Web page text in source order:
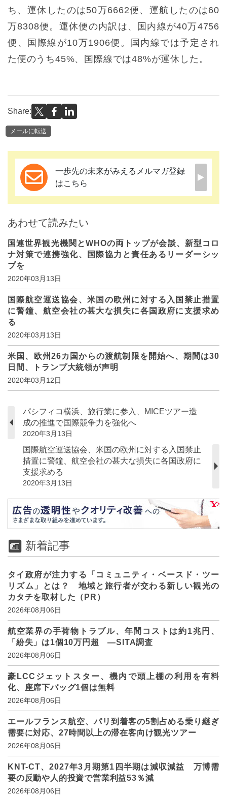
ち、運休したのは50万6662便、運航したのは60
万8308便。運休便の内訳は、国内線が40万4756
便、国際線が10万1906便。国内線では予定され
た便のうち45%、国際線では48%が運休した。
Share:
メールに転送
一歩先の未来がみえるメルマガ登録
はこちら
あわせて読みたい
国連世界観光機関とWHOの両トップが会談、新型コロ
ナ対策で連携強化、国際協力と責任あるリーダーシッ
プを
2020年03月13日
国際航空運送協会、米国の欧州に対する入国禁止措置
に警鐘、航空会社の甚大な損失に各国政府に支援求め
る
2020年03月13日
米国、欧州26カ国からの渡航制限を開始へ、期間は30
日間、トランプ大統領が声明
2020年03月12日
パシフィコ横浜、旅行業に参入、MICEツアー造
成の推進で国際競争力を強化へ
2020年3月13日
国際航空運送協会、米国の欧州に対する入国禁止
措置に警鐘、航空会社の甚大な損失に各国政府に
支援求める
2020年3月13日
新着記事
タイ政府が注力する「コミュニティ・ベースド・ツー
リズム」とは？ 地域と旅行者が交わる新しい観光の
カタチを取材した（PR）
2026年08月06日
航空業界の手荷物トラブル、年間コストは約1兆円、
「紛失」は1個10万円超 ―SITA調査
2026年08月06日
豪LCCジェットスター、機内で頭上棚の利用を有料
化、座席下バッグ1個は無料
2026年08月06日
エールフランス航空、パリ到着客の5割占める乗り継ぎ
需要に対応、27時間以上の滞在客向け観光ツアー
2026年08月06日
KNT-CT、2027年3月期第1四半期は減収減益 万博需
要の反動や人的投資で営業利益53％減
2026年08月06日